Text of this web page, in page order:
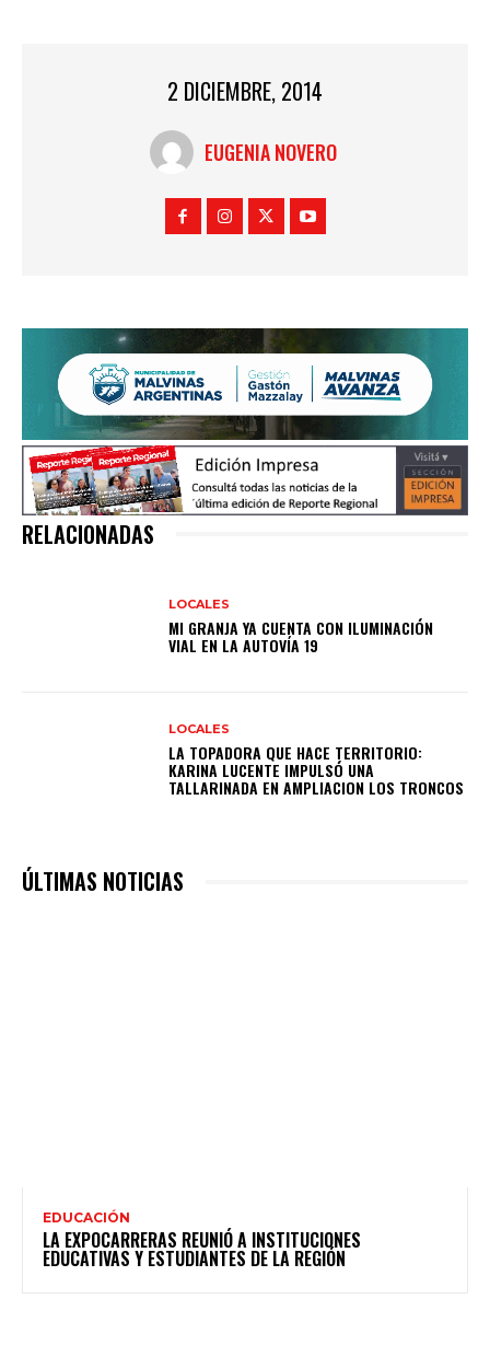
2 DICIEMBRE, 2014
EUGENIA NOVERO
RELACIONADAS
LOCALES
MI GRANJA YA CUENTA CON ILUMINACIÓN
VIAL EN LA AUTOVÍA 19
LOCALES
LA TOPADORA QUE HACE TERRITORIO:
KARINA LUCENTE IMPULSÓ UNA
TALLARINADA EN AMPLIACION LOS TRONCOS
ÚLTIMAS NOTICIAS
EDUCACIÓN
LA EXPOCARRERAS REUNIÓ A INSTITUCIONES
EDUCATIVAS Y ESTUDIANTES DE LA REGIÓN